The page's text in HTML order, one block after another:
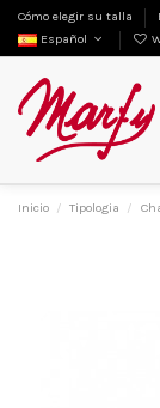
Cómo elegir su talla
Español
Inicio Tipologia